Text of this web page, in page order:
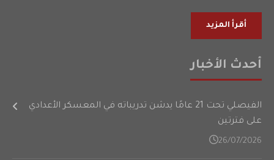
أقرأ المزيد
أحدث الأخبار
الفيصلي تحت 21 عامًا يدشن تدريباته في المعسكر الأعدادي
على فترتين
26/07/2026